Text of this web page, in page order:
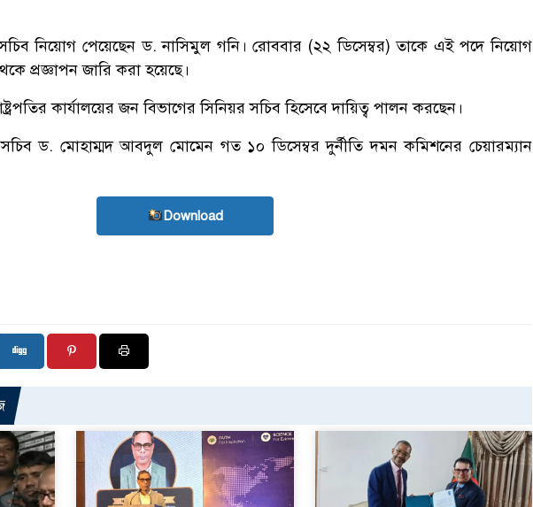
সচিব নিয়োগ পেয়েছেন ড. নাসিমুল গনি। রোববার (২২ ডিসেম্বর) তাকে এই পদে নিয়োগ
প্রজ্ঞাপন জারি করা হয়েছে।
কার্যালয়ের জন বিভাগের সিনিয়র সচিব হিসেবে দায়িত্ব পালন করছেন।
সচিব ড. মোহাম্মদ আবদুল মোমেন গত ১০ ডিসেম্বর দুর্নীতি দমন কমিশনের চেয়ারম্যান
Download